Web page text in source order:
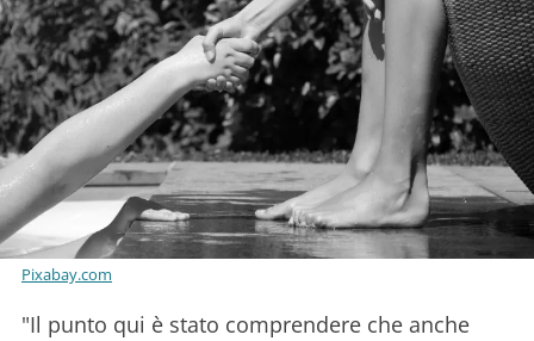
Pixabay.com
"Il punto qui è stato comprendere che anche